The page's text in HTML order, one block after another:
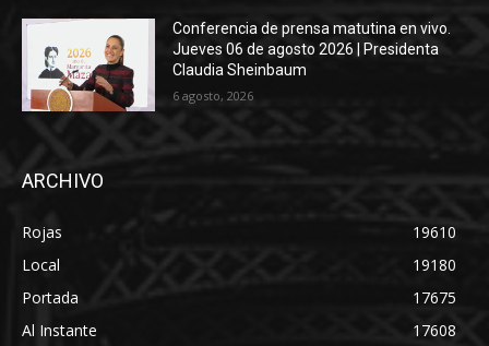
Conferencia de prensa matutina en vivo.
Jueves 06 de agosto 2026 | Presidenta
Claudia Sheinbaum
6 agosto, 2026
ARCHIVO
Rojas
19610
Local
19180
Portada
17675
Al Instante
17608